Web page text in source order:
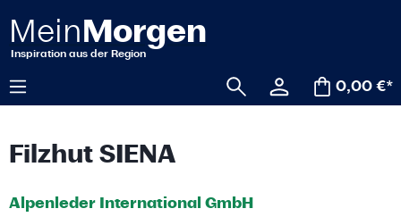
springen
0,00 €*
Filzhut SIENA
Alpenleder International GmbH